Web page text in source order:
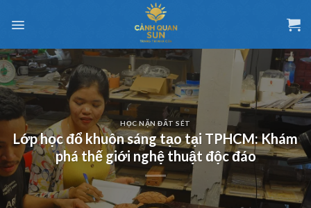
đến
dung
HỌC NẶN ĐẤT SÉT
Lớp học đổ khuôn sáng tạo tại TPHCM: Khám
phá thế giới nghệ thuật độc đáo